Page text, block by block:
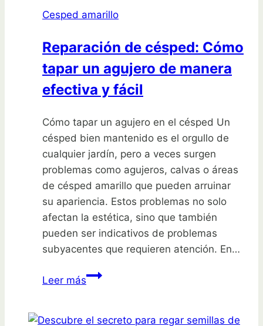
Cesped amarillo
Reparación de césped: Cómo
tapar un agujero de manera
efectiva y fácil
Cómo tapar un agujero en el césped Un
césped bien mantenido es el orgullo de
cualquier jardín, pero a veces surgen
problemas como agujeros, calvas o áreas
de césped amarillo que pueden arruinar
su apariencia. Estos problemas no solo
afectan la estética, sino que también
pueden ser indicativos de problemas
subyacentes que requieren atención. En…
Leer másReparación
Cómo